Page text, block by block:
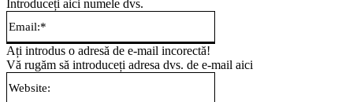
Introduceți aici numele dvs.
Ați introdus o adresă de e-mail incorectă!
Vă rugăm să introduceți adresa dvs. de e-mail aici